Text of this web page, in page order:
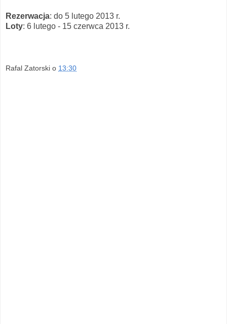
Rezerwacja: do 5 lutego 2013 r.
Loty: 6 lutego - 15 czerwca 2013 r.
Rafal Zatorski o 13:30